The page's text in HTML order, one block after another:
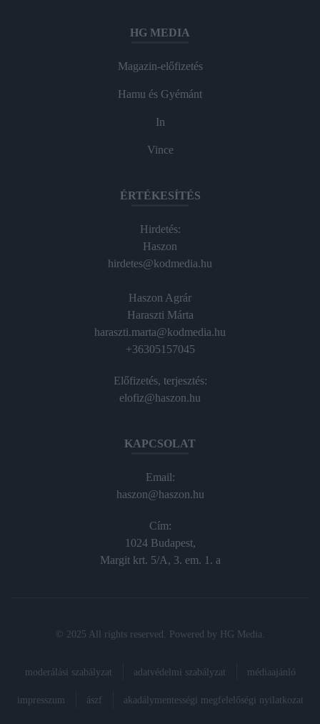
HG MEDIA
Magazin-előfizetés
Hamu és Gyémánt
In
Vince
ÉRTÉKESÍTÉS
Hirdetés:
Haszon
hirdetes@kodmedia.hu
Haszon Agrár
Haraszti Márta
haraszti.marta@kodmedia.hu
+36305157045
Előfizetés, terjesztés:
elofiz@haszon.hu
KAPCSOLAT
Email:
haszon@haszon.hu
Cím:
1024 Budapest,
Margit krt. 5/A, 3. em. 1. a
© 2025 All rights reserved. Powered by HG Media
moderálási szabályzat adatvédelmi szabályzat médiaajánló
impresszum ászf akadálymentességi megfelelőségi nyilatkozat